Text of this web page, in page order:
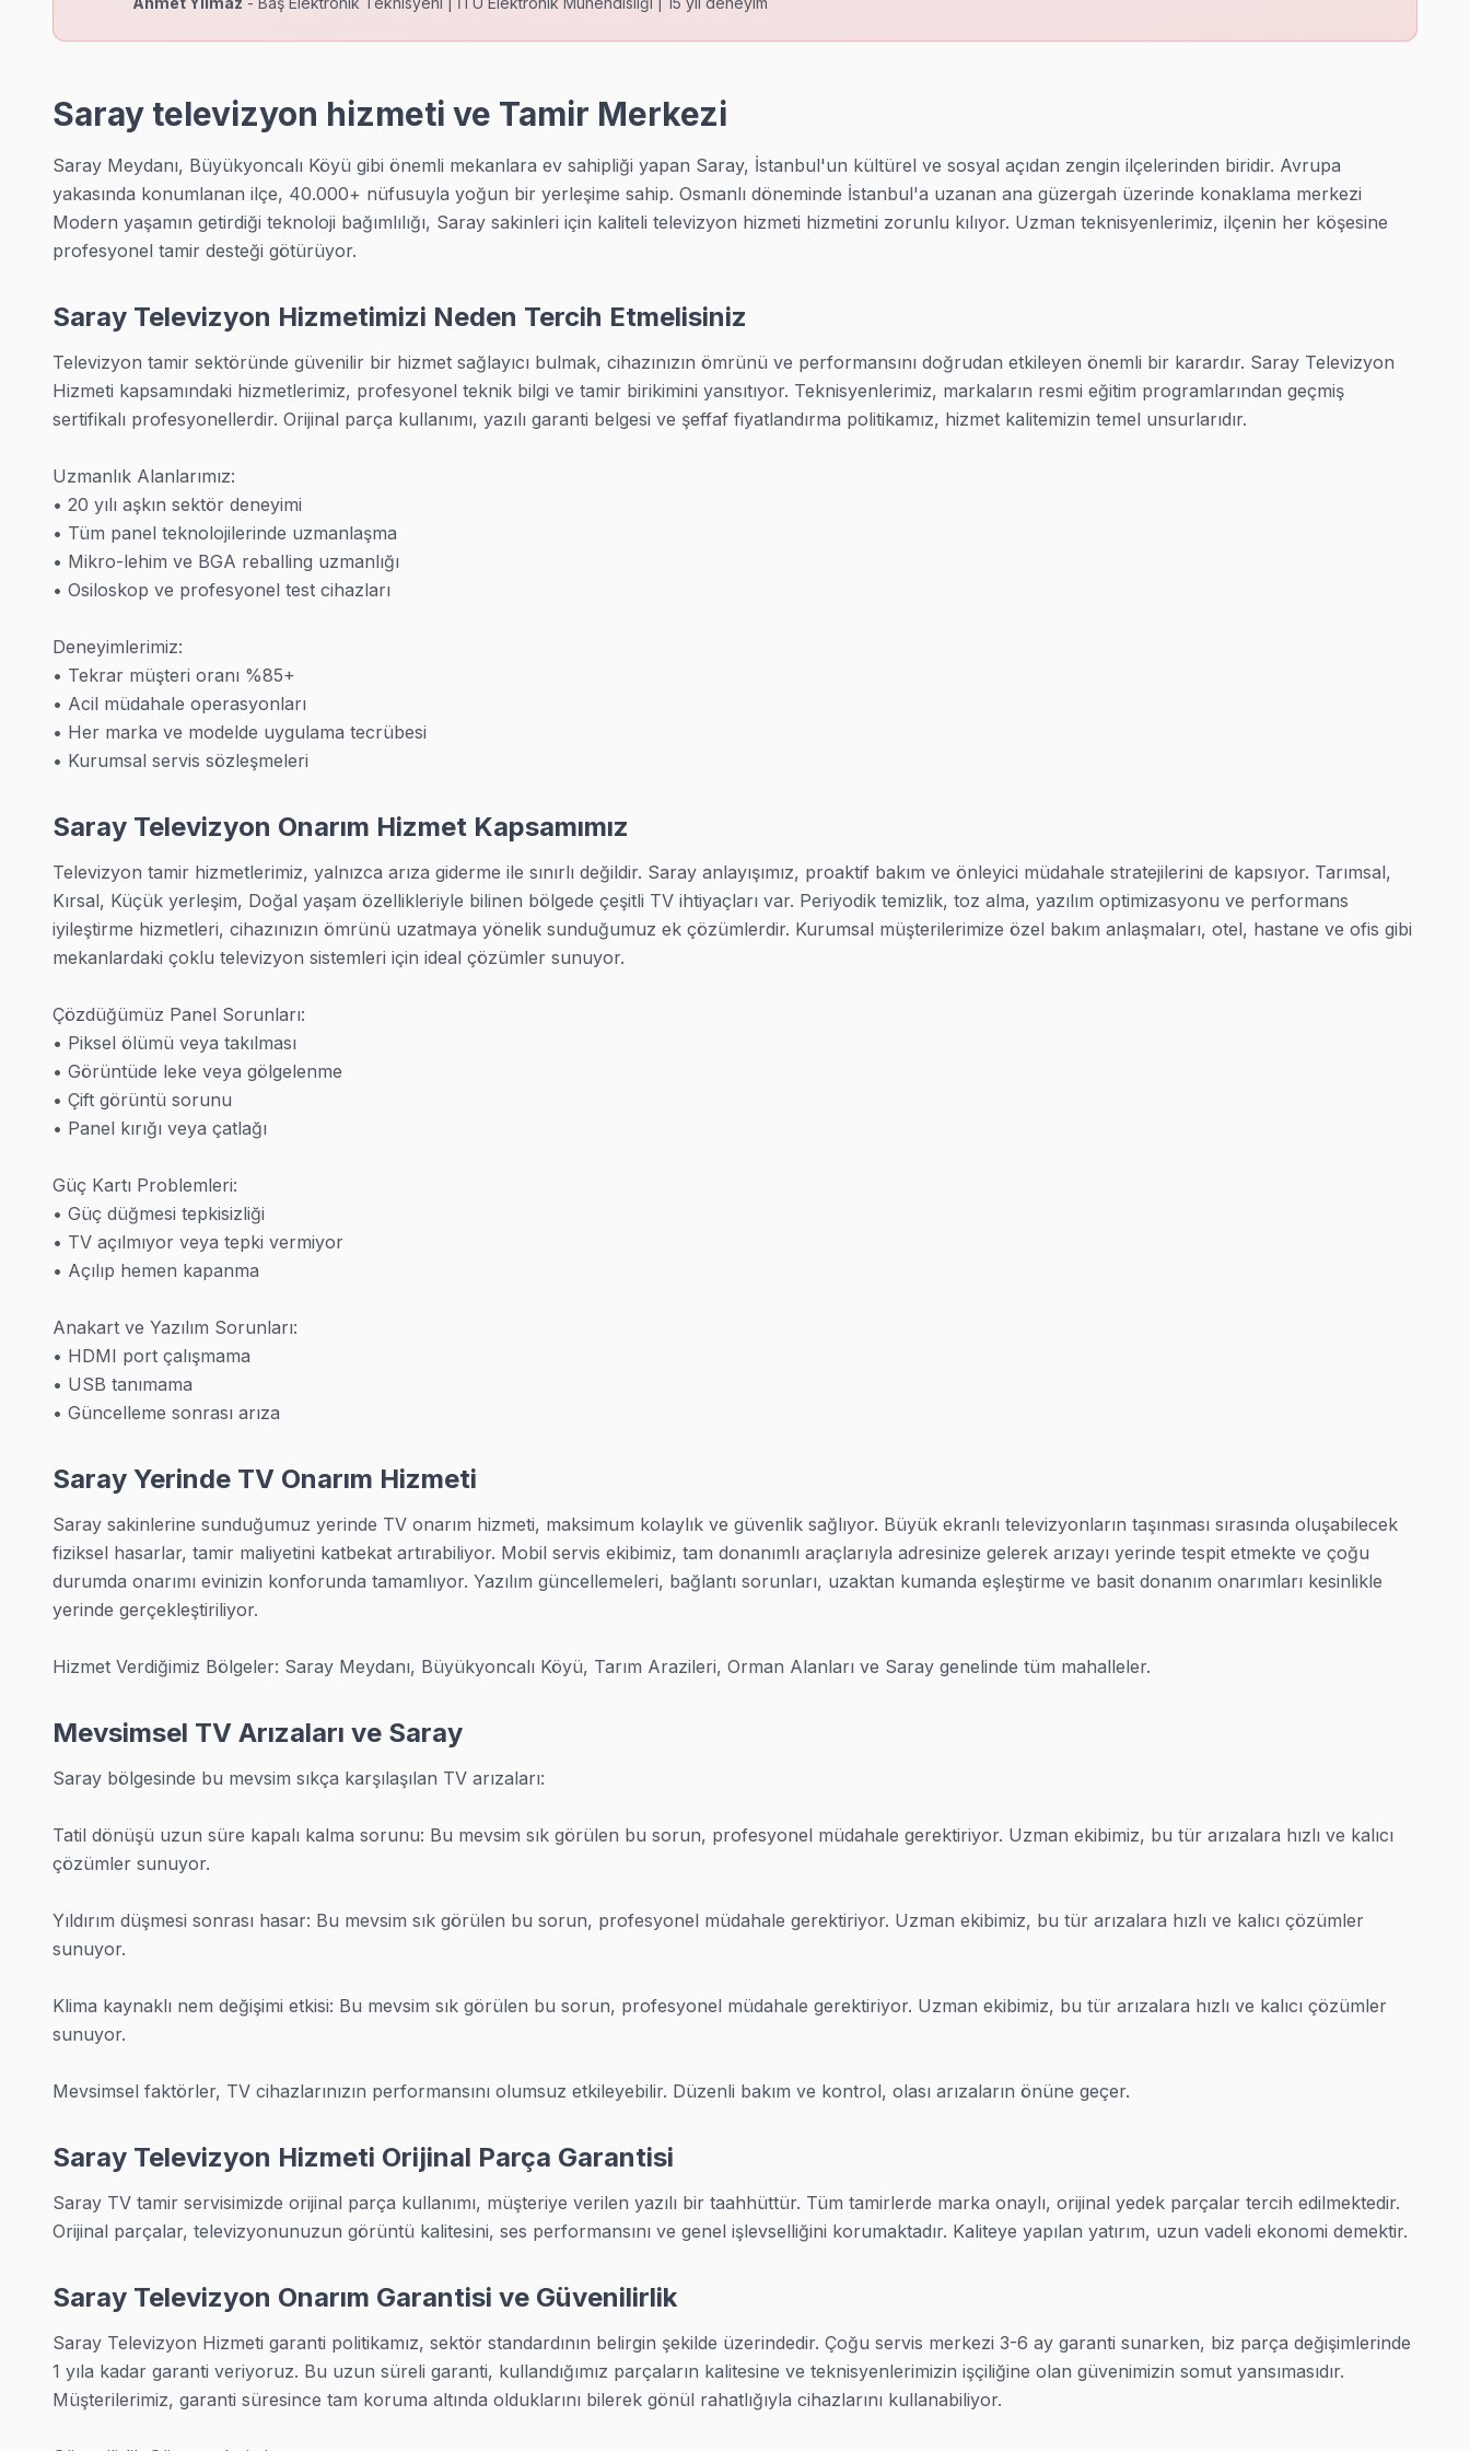
Güngörmez bölgesi TV Servis →
Kadıköy bölgesi TV Servis →
Küçükçekmece TV Servis
Küçükçekmece'den getirme-götürme stresi yaşamak zorunda değilsiniz. Saray ekibimiz TV'yi yerinde inceliyor, çoğu arızayı aynı seans tamamlıyor.
Küçükçekmece bölgesi TV Servis →
Safaalan'deki en yaygın TV arızalarından biri güç kaynağı kondansatör şişmesi. Saray ekibimiz bu arızayı standart stok parça ile 30-60 dakikada çözüyor.
Beyazköy TV Servis
Beyazköy'den getirme-götürme stresi yaşamak zorunda değilsiniz. Saray ekibimiz TV'yi yerinde inceliyor, çoğu arızayı aynı seans tamamlıyor.
Büyükkarahisar TV Servis
Büyükkarahisar mahallesi TV servisinde randevu aynı gün mümkün; yoğun dönemlerde en geç ertesi gün için slot bulunuyor. Saray servis planımız buna göre yapılandırılmış.
Büyükkarahisar bölgesi TV Servis →
Saray'da Çukuryurt bölgesindeki müşterilerimizin yüzde sekseninden fazlası aynı gün tamir hizmetinden faydalandı. TV'nizi bırakmak zorunda değilsiniz.
Çukuryurt bölgesi TV Servis →
Küçükyoncalı TV Servis
Küçükyoncalı mahallesinde sık karşılaştığımız yazılım arızaları (TV donuyor, güncelleme hatası) genellikle firmware yenileme ile çözülüyor. Saray ekibimiz bu işlemi yerinde yapıyor.
Saray'da Müsellim mahallesi için randevu aldığınızda ekibimiz belirlenen zaman dilimine sadık kalıyor. Gecikmeler önceden bildirilir, müşteri mağdur edilmez.
Müsellim bölgesi TV Servis →
Sefaköy TV Servis
Sefaköy bölgesi TV Servis →
Sinanlı TV Servis
Sinanlı sakinleri Samsung, LG, Sony, Vestel gibi tüm markalarda TV tamiri için bizi tercih ediyor. Saray'nın bu bölgesine kapıya kadar servis veriyoruz.
Yeni Mahalle TV Servis
Haftanın 7 günü Yeni Mahalle'e servis; pazar ve resmi tatillerde normal tarife. Saray'da yaşadığınız için ekstra ücret almıyoruz.
Yeni Mahalle bölgesi TV Servis →
Saray Bölgesinde Tüm TV Markaları
· Saray Sharp Servisi
· Saray TCL Servisi
· Saray Hisense Servisi
· Saray Telefunken Servisi
· Saray JVC Servisi
· Saray Hitachi Servisi
· Saray Finlux Servisi
· Saray Skyworth Servisi
Tekirdağ Diğer İlçe Servisleri
· Süleymanpaşa Servisi
· Çerkezköy Servisi
· Malkara Servisi
· Şarköy Servisi
· Ergene Servisi
Saray TV Servis - Garantili Tamir Hizmeti
Saray'da LED TV'niz bozuldu mu? 2009'dan bu yana Tekirdağ ve Trakya'nın her köşesinde görüntüleme sistemi tamiri yapan Fabrika Servis olarak buradayız. Saray
Dikkat çekmek istediğimiz bir şey var: Panel tamiri, anakart onarımı, güç kartı değişimi, LED backlight tamiri, yazılım güncelleme. Saray'da belgeleyerek tamir işlemi ve bakım
Saray'da hemen her markadan televizyon getiriliyor bize. 25+ sertifikalı teknisyen kadromuzla şu markalara bakıyoruz:
• Samsung, LG, Sony, Philips, TCL, Hisense — dünya markaları
• Vestel, Arçelik, Beko, SEG — yerli markalar
Saray televizyon hizmeti ve Tamir Merkezi
Saray Meydanı, Büyükyoncalı Köyü gibi önemli mekanlara ev sahipliği yapan Saray, İstanbul'un kültürel ve sosyal açıdan zengin ilçelerinden biridir. Avrupa
yakasında konumlanan ilçe, 40.000+ nüfusuyla yoğun bir yerleşime sahip. Osmanlı döneminde İstanbul'a uzanan ana güzergah üzerinde konaklama merkezi
Modern yaşamın getirdiği teknoloji bağımlılığı, Saray sakinleri için kaliteli televizyon hizmeti hizmetini zorunlu kılıyor. Uzman teknisyenlerimiz, ilçenin her köşesine
profesyonel tamir desteği götürüyor.
Saray Televizyon Hizmetimizi Neden Tercih Etmelisiniz
Televizyon tamir sektöründe güvenilir bir hizmet sağlayıcı bulmak, cihazınızın ömrünü ve performansını doğrudan etkileyen önemli bir karardır. Saray Televizyon
Hizmeti kapsamındaki hizmetlerimiz, profesyonel teknik bilgi ve tamir birikimini yansıtıyor. Teknisyenlerimiz, markaların resmi eğitim programlarından geçmiş
sertifikalı profesyonellerdir. Orijinal parça kullanımı, yazılı garanti belgesi ve şeffaf fiyatlandırma politikamız, hizmet kalitemizin temel unsurlarıdır.
Uzmanlık Alanlarımız:
• 20 yılı aşkın sektör deneyimi
• Tüm panel teknolojilerinde uzmanlaşma
• Mikro-lehim ve BGA reballing uzmanlığı
• Osiloskop ve profesyonel test cihazları
Deneyimlerimiz:
• Tekrar müşteri oranı %85+
• Acil müdahale operasyonları
• Her marka ve modelde uygulama tecrübesi
• Kurumsal servis sözleşmeleri
Saray Televizyon Onarım Hizmet Kapsamımız
Televizyon tamir hizmetlerimiz, yalnızca arıza giderme ile sınırlı değildir. Saray anlayışımız, proaktif bakım ve önleyici müdahale stratejilerini de kapsıyor. Tarımsal,
Kırsal, Küçük yerleşim, Doğal yaşam özellikleriyle bilinen bölgede çeşitli TV ihtiyaçları var. Periyodik temizlik, toz alma, yazılım optimizasyonu ve performans
iyileştirme hizmetleri, cihazınızın ömrünü uzatmaya yönelik sunduğumuz ek çözümlerdir. Kurumsal müşterilerimize özel bakım anlaşmaları, otel, hastane ve ofis gibi
mekanlardaki çoklu televizyon sistemleri için ideal çözümler sunuyor.
Çözdüğümüz Panel Sorunları:
• Piksel ölümü veya takılması
• Görüntüde leke veya gölgelenme
• Çift görüntü sorunu
• Panel kırığı veya çatlağı
Güç Kartı Problemleri:
• Güç düğmesi tepkisizliği
• TV açılmıyor veya tepki vermiyor
• Açılıp hemen kapanma
Anakart ve Yazılım Sorunları:
• HDMI port çalışmama
• USB tanımama
• Güncelleme sonrası arıza
Saray Yerinde TV Onarım Hizmeti
Saray sakinlerine sunduğumuz yerinde TV onarım hizmeti, maksimum kolaylık ve güvenlik sağlıyor. Büyük ekranlı televizyonların taşınması sırasında oluşabilecek
fiziksel hasarlar, tamir maliyetini katbekat artırabiliyor. Mobil servis ekibimiz, tam donanımlı araçlarıyla adresinize gelerek arızayı yerinde tespit etmekte ve çoğu
durumda onarımı evinizin konforunda tamamlıyor. Yazılım güncellemeleri, bağlantı sorunları, uzaktan kumanda eşleştirme ve basit donanım onarımları kesinlikle
yerinde gerçekleştiriliyor.
Hizmet Verdiğimiz Bölgeler: Saray Meydanı, Büyükyoncalı Köyü, Tarım Arazileri, Orman Alanları ve Saray genelinde tüm mahalleler.
Mevsimsel TV Arızaları ve Saray
Saray bölgesinde bu mevsim sıkça karşılaşılan TV arızaları:
Tatil dönüşü uzun süre kapalı kalma sorunu: Bu mevsim sık görülen bu sorun, profesyonel müdahale gerektiriyor. Uzman ekibimiz, bu tür arızalara hızlı ve kalıcı
çözümler sunuyor.
Yıldırım düşmesi sonrası hasar: Bu mevsim sık görülen bu sorun, profesyonel müdahale gerektiriyor. Uzman ekibimiz, bu tür arızalara hızlı ve kalıcı çözümler
sunuyor.
Klima kaynaklı nem değişimi etkisi: Bu mevsim sık görülen bu sorun, profesyonel müdahale gerektiriyor. Uzman ekibimiz, bu tür arızalara hızlı ve kalıcı çözümler
sunuyor.
Mevsimsel faktörler, TV cihazlarınızın performansını olumsuz etkileyebilir. Düzenli bakım ve kontrol, olası arızaların önüne geçer.
Saray Televizyon Hizmeti Orijinal Parça Garantisi
Saray TV tamir servisimizde orijinal parça kullanımı, müşteriye verilen yazılı bir taahhüttür. Tüm tamirlerde marka onaylı, orijinal yedek parçalar tercih edilmektedir.
Orijinal parçalar, televizyonunuzun görüntü kalitesini, ses performansını ve genel işlevselliğini korumaktadır. Kaliteye yapılan yatırım, uzun vadeli ekonomi demektir.
Saray Televizyon Onarım Garantisi ve Güvenilirlik
Saray Televizyon Hizmeti garanti politikamız, sektör standardının belirgin şekilde üzerindedir. Çoğu servis merkezi 3-6 ay garanti sunarken, biz parça değişimlerinde
1 yıla kadar garanti veriyoruz. Bu uzun süreli garanti, kullandığımız parçaların kalitesine ve teknisyenlerimizin işçiliğine olan güvenimizin somut yansımasıdır.
Müşterilerimiz, garanti süresince tam koruma altında olduklarını bilerek gönül rahatlığıyla cihazlarını kullanabiliyor.